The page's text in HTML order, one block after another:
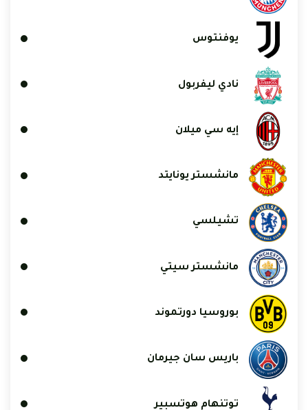
يوفنتوس
نادي ليفربول
إيه سي ميلان
مانشستر يونايتد
تشيلسي
مانشستر سيتي
بوروسيا دورتموند
باريس سان جيرمان
توتنهام هوتسبير